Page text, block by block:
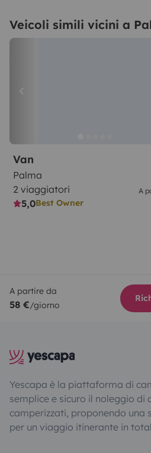
Veicoli simili vicini a
Van
Palma
2 viaggiatori
5,0Best Owner
A
A partire da
58 €/giorno
Yescapa è la piattaforma di
semplice e sicuro il noleggio di
camperizzati, proponendo una
per un viaggio itinerante in